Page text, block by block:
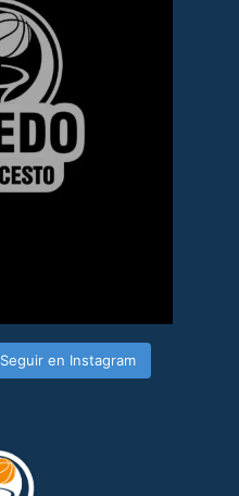
Seguir en Instagram